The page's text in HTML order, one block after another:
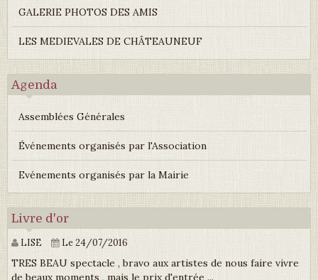
GALERIE PHOTOS DES AMIS
LES MEDIEVALES DE CHÂTEAUNEUF
Agenda
Assemblées Générales
Événements organisés par l'Association
Evénements organisés par la Mairie
Livre d'or
LISE Le 24/07/2016
TRES BEAU spectacle , bravo aux artistes de nous faire vivre
de beaux moments , mais le prix d'entrée ...